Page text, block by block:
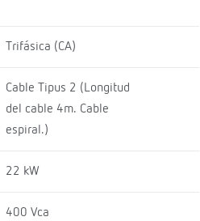
Trifásica (CA)
Cable Tipus 2 (Longitud
del cable 4m. Cable
espiral.)
22 kW
400 Vca